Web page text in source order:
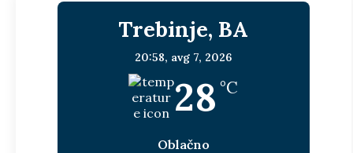
Trebinje, BA
20:58, avg 7, 2026
28 °C
Oblačno